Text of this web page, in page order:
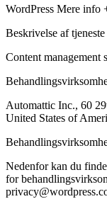
WordPress Mere info
Beskrivelse af tjeneste
Content management
Automattic Inc., 60
United States of
Nedenfor kan du
for